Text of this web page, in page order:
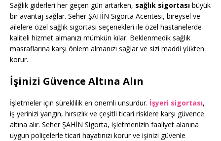
Sağlık giderleri her geçen gün artarken, sağlık sigortası büyük
bir avantaj sağlar. Seher ŞAHİN Sigorta Acentesi, bireysel ve
ailelere özel sağlık sigortası seçenekleri ile özel hastanelerde
kaliteli hizmet almanızı mümkün kılar. Beklenmedik sağlık
masraflarına karşı önlem almanızı sağlar ve sizi maddi yükten
korur.
İşinizi Güvence Altına Alın
İşletmeler için süreklilik en önemli unsurdur. İşyeri sigortası,
iş yerinizi yangın, hırsızlık ve çeşitli ticari risklere karşı güvence
altına alır. Seher ŞAHİN Sigorta, işletmenizin faaliyet alanına
uygun poliçelerle ticari hayatınızı korur ve işinizi güvenle